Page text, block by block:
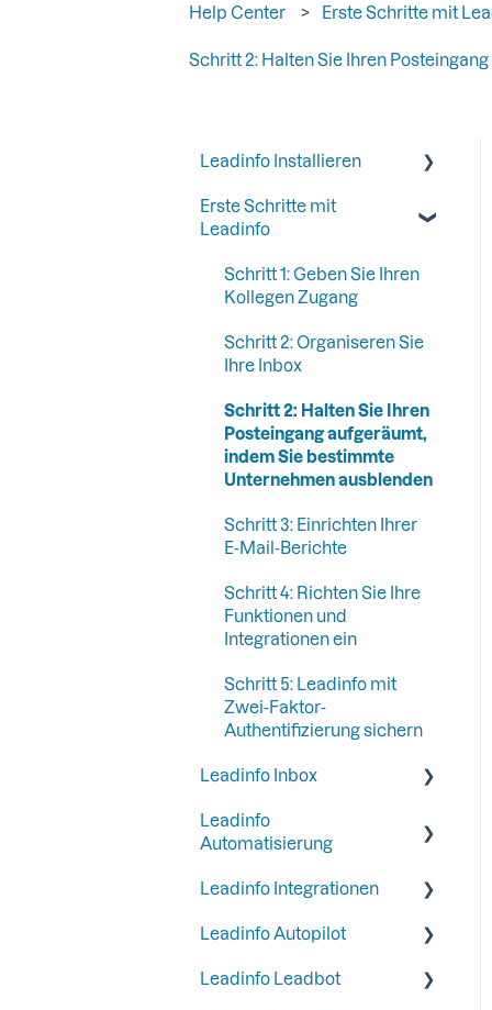
Help Center Erste Schritte mit
Schritt 2: Halten Sie Ihren
Leadinfo Installieren
Anfangen mit Leadinfo
Datenschutzerklärung
hinzufügen
Leadinfo Trackingcode
zur Installation von
Leadinfo
Erste Schritte mit
Leadinfo
Schritt 1: Geben Sie Ihren
Kollegen Zugang
Schritt 2: Organiseren Sie
Ihre Inbox
Schritt 2: Halten Sie Ihren
Posteingang aufgeräumt,
indem Sie bestimmte
Unternehmen ausblenden
Schritt 3: Einrichten Ihrer
E-Mail-Berichte
Schritt 4: Richten Sie Ihre
Funktionen und
Integrationen ein
Schritt 5: Leadinfo mit
Zwei-Faktor-
Authentifizierung sichern
Leadinfo Inbox
Tags
Unternehmen
Leadinfo
Automatisierung
Trigger
Reportagen
Liquid Content
Leadinfo Integrationen
Allgemein
Meistgenutzte CRM
Leadinfo Autopilot
General
Leadinfo Leadbot